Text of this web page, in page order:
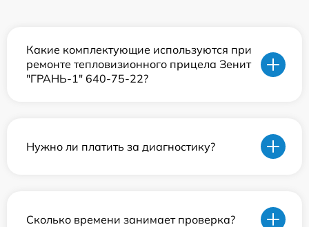
Какие комплектующие используются при
ремонте тепловизионного прицела Зенит
"ГРАНЬ-1" 640-75-22?
Нужно ли платить за диагностику?
Сколько времени занимает проверка?